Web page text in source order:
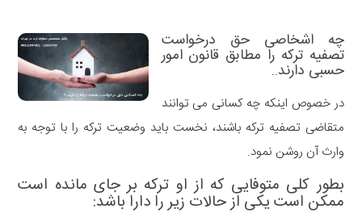
چه اشخاصی حق درخواست
تصفیه ترکه را مطابق قانون امور
حسبی دارند..
در خصوص اینکه چه کسانی می توانند
متقاضی تصفیه ترکه باشند، نخست باید وضعیت ترکه را با توجه به
وارث آن روشن نمود.
بطور کلی متوفایی که از او ترکه بر جای مانده است
ممکن است یکی از حالات زیر را دارا باشد: